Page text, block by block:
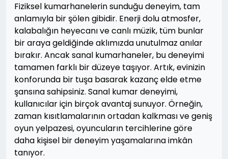
Fiziksel kumarhanelerin sunduğu deneyim, tam
anlamıyla bir şölen gibidir. Enerji dolu atmosfer,
kalabalığın heyecanı ve canlı müzik, tüm bunlar
bir araya geldiğinde aklımızda unutulmaz anılar
bırakır. Ancak sanal kumarhaneler, bu deneyimi
tamamen farklı bir düzeye taşıyor. Artık, evinizin
konforunda bir tuşa basarak kazanç elde etme
şansına sahipsiniz. Sanal kumar deneyimi,
kullanıcılar için birçok avantaj sunuyor. Örneğin,
zaman kısıtlamalarının ortadan kalkması ve geniş
oyun yelpazesi, oyuncuların tercihlerine göre
daha kişisel bir deneyim yaşamalarına imkân
tanıyor.